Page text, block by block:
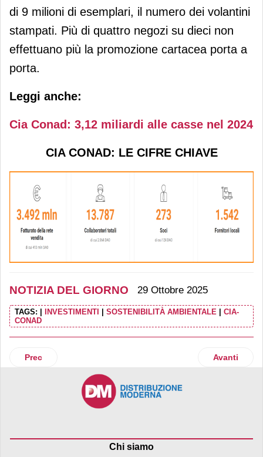
di 9 milioni di esemplari, il numero dei volantini
stampati. Più di quattro negozi su dieci non
effettuano più la promozione cartacea porta a
porta.
Leggi anche:
Cia Conad: 3,12 miliardi alle casse nel 2024
CIA CONAD: LE CIFRE CHIAVE
NOTIZIA DEL GIORNO 29 Ottobre 2025
TAGS: | INVESTIMENTI | SOSTENIBILITÀ AMBIENTALE | CIA-
CONAD
Articolo precedente: Parma Promenade: si completa il
Prec Articolo
Avanti
Chi siamo